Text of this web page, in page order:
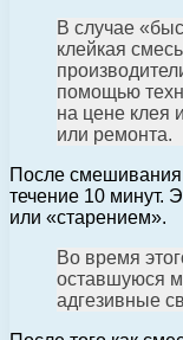
В случае
клейкая
помощью
на цене клея
или ремонта.
После смешивания
течение 10 минут.
или «старением».
Во время
оставшуюся
адгезивные